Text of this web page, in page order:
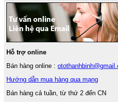
Hỗ trợ online
Bán hàng online :
Hướng dẫn mua hàng qua mạng
Bán hàng cả tuần, từ thứ 2 đến CN